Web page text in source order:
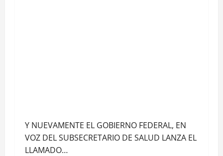
Y NUEVAMENTE EL GOBIERNO FEDERAL, EN
VOZ DEL SUBSECRETARIO DE SALUD LANZA EL
LLAMADO…